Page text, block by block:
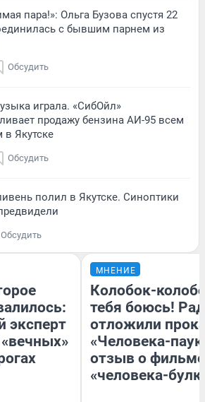
пара!»: Ольга Бузова спустя 22
с бывшим парнем из
Обсудить
играла. «СибОйл»
продажу бензина АИ-95 всем
Якутске
Обсудить
полил в Якутске. Синоптики
Обсудить
эксперт
МНЕНИЕ
Колобок-
тебя боюсь!
отложили
«Человека-
отзыв о
«человека-